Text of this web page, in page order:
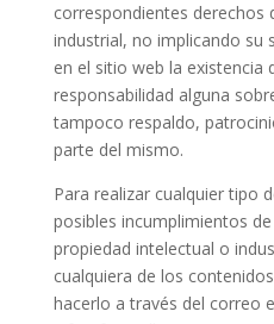
correspondientes derechos
industrial, no implicando su
en el sitio web la existencia
responsabilidad alguna
tampoco respaldo,
parte del mismo.
Para realizar cualquier tipo
posibles incumplimientos
propiedad intelectual o
cualquiera de los
hacerlo a través del correo